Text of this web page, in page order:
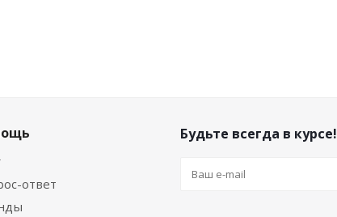
ответ
Будьте всегда в курсе!